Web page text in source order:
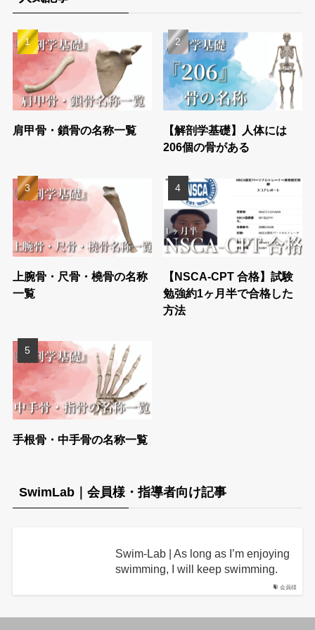
肩甲骨・鎖骨の名称一覧
【解剖学基礎】人体には
206個の骨がある
上腕骨・尺骨・橈骨の名称
一覧
【NSCA-CPT 合格】試験
勉強約1ヶ月半で合格した
方法
手根骨・中手骨の名称一覧
SwimLab｜会員様・指導者向け記事
会員様
Swim-Lab | As long as I’m enjoying
swimming, I will keep swimming.